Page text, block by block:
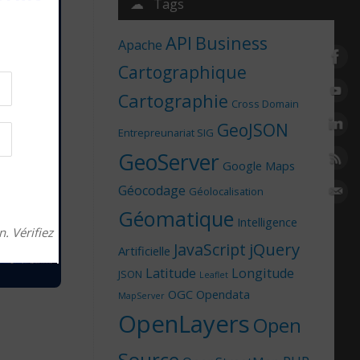
☁ Tags
Apache API Business
Cartographique
Cartographie Cross Domain
Entrepreunariat SIG GeoJSON
GeoServer Google Maps
Géocodage Géolocalisation
Géomatique Intelligence
Artificielle JavaScript jQuery
JSON Latitude Leaflet Longitude
MapServer OGC Opendata
OpenLayersOpen
Vérifiez